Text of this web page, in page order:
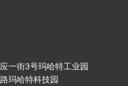
一街3号玛哈特工业园
玛哈特科技园